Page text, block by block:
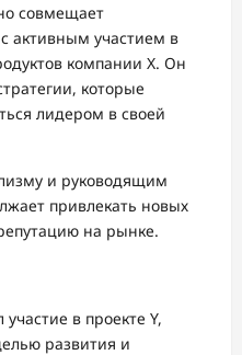
совмещает
активным участием в
компании X. Он
которые
лидером в своей
и руководящим
привлекать новых
на рынке.
в проекте Y,
развития и